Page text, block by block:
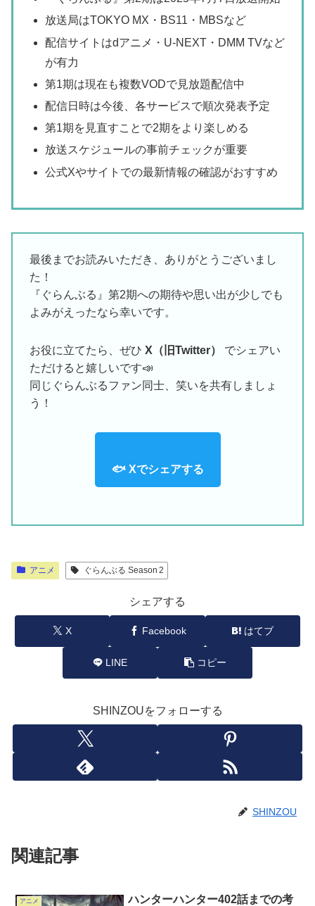
放送局はTOKYO MX・BS11・MBSなど
配信サイトはdアニメ・U-NEXT・DMM TVなど
が有力
第1期は現在も複数VODで見放題配信中
配信日時は今後、各サービスで順次発表予定
第1期を見直すことで2期をより楽しめる
放送スケジュールの事前チェックが重要
公式Xやサイトでの最新情報の確認がおすすめ
最後までお読みいただき、ありがとうございまし
た！
『ぐらんぶる』第2期への期待や思い出が少しでも
よみがえったなら幸いです。
お役に立てたら、ぜひ X（旧Twitter）
でシェアい
ただけると嬉しいです📣
同じぐらんぶるファン同士、笑いを共有しましょ
う！
🐟 Xでシェアする
アニメ ぐらんぶる Season 2
シェアする
X Facebook はてブ
LINE コピー
SHINZOUをフォローする
SHINZOU
関連記事
アニメ
ハンターハンター402話までの考